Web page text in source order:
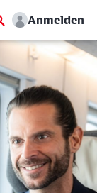
Anmelden